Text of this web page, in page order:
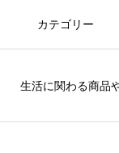
生活に関わる商品
カテゴリー